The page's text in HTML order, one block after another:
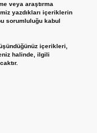
veya araştırma
yazdıkları içeriklerin
sorumluluğu kabul
içerikleri,
halinde, ilgili